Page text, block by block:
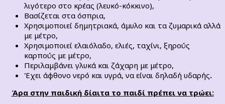
λιγότερο στο κρέας (λευκό-κόκκινο),
Βασίζεται στα όσπρια,
Χρησιμοποιεί δημητριακά, άμυλο και τα ζυμαρικά αλλά
με μέτρο,
Χρησιμοποιεί ελαιόλαδο, ελιές, ταχίνι, ξηρούς
καρπούς με μέτρο,
Περιλαμβάνει γλυκά και ζάχαρη με μέτρο,
Έχει άφθονο νερό και υγρά, να είναι δηλαδή υδαρής.
Άρα στην παιδική δίαιτα το παιδί πρέπει να τρώει: